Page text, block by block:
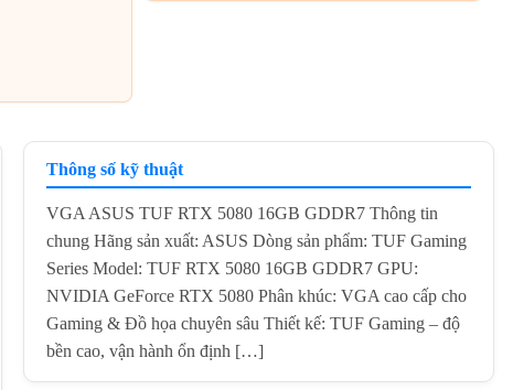
Thông số kỹ thuật
VGA ASUS TUF RTX 5080 16GB GDDR7 Thông tin
chung Hãng sản xuất: ASUS Dòng sản phẩm: TUF Gaming
Series Model: TUF RTX 5080 16GB GDDR7 GPU:
NVIDIA GeForce RTX 5080 Phân khúc: VGA cao cấp cho
Gaming & Đồ họa chuyên sâu Thiết kế: TUF Gaming – độ
bền cao, vận hành ổn định […]